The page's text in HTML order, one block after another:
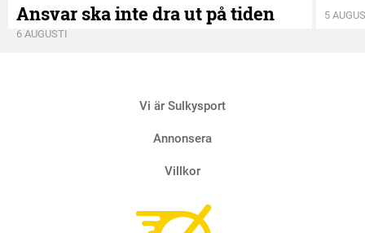
Ansvar ska inte dra ut på tiden
6 AUGUSTI
5
Vi är Sulkysport
Annonsera
Villkor